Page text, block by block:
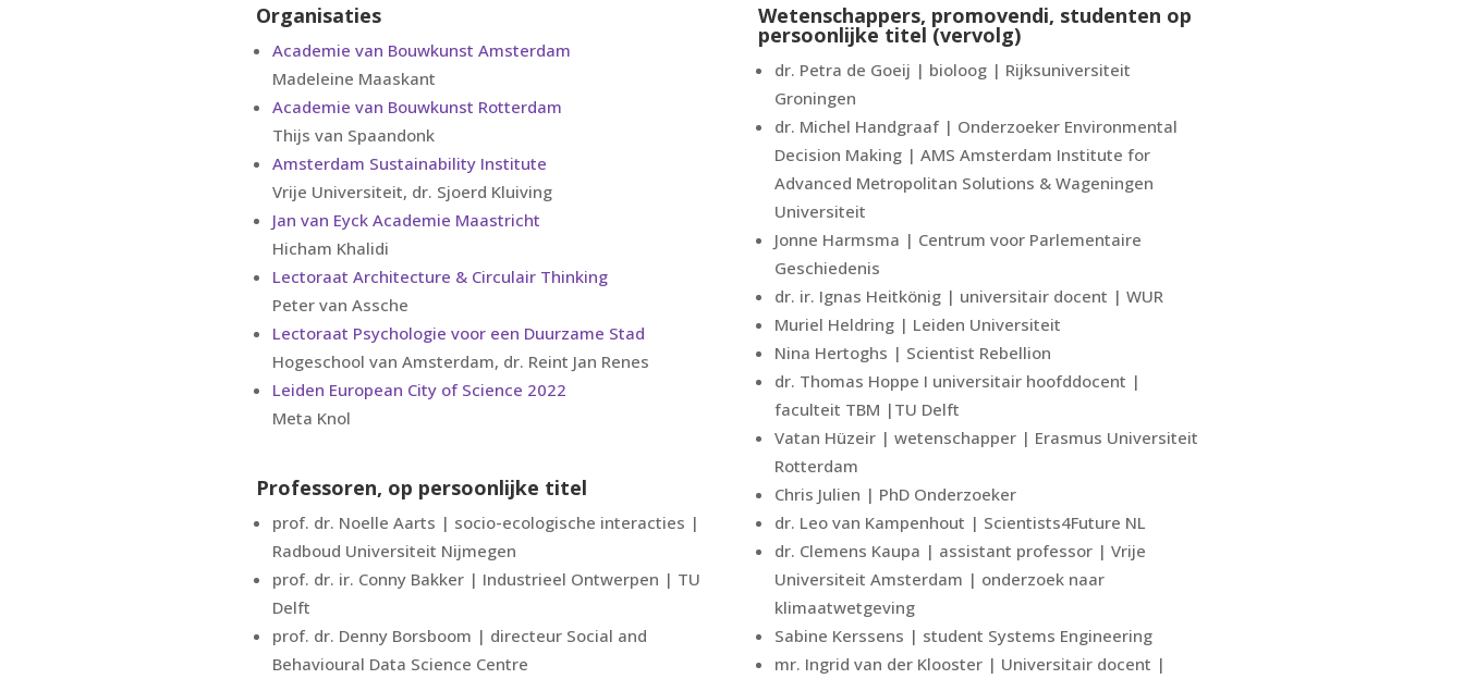
Organisaties
Academie van Bouwkunst Amsterdam
Madeleine Maaskant
Academie van Bouwkunst Rotterdam
Thijs van Spaandonk
Amsterdam Sustainability Institute
Vrije Universiteit, dr. Sjoerd Kluiving
Jan van Eyck Academie Maastricht
Hicham Khalidi
Lectoraat Architecture & Circulair Thinking
Peter van Assche
Lectoraat Psychologie voor een Duurzame Stad
Hogeschool van Amsterdam, dr. Reint Jan Renes
Leiden European City of Science 2022
Meta Knol
Professoren, op persoonlijke titel
prof. dr. Noelle Aarts | socio-ecologische interacties |
Radboud Universiteit Nijmegen
prof. dr. ir. Conny Bakker | Industrieel Ontwerpen | TU
Delft
prof. dr. Denny Borsboom | directeur Social and
Behavioural Data Science Centre
Wetenschappers, promovendi, studenten op
persoonlijke titel (vervolg)
dr. Petra de Goeij | bioloog | Rijksuniversiteit
Groningen
dr. Michel Handgraaf | Onderzoeker Environmental
Decision Making | AMS Amsterdam Institute for
Advanced Metropolitan Solutions & Wageningen
Universiteit
Jonne Harmsma | Centrum voor Parlementaire
Geschiedenis
dr. ir. Ignas Heitkönig | universitair docent | WUR
Muriel Heldring | Leiden Universiteit
Nina Hertoghs | Scientist Rebellion
dr. Thomas Hoppe I universitair hoofddocent |
faculteit TBM |TU Delft
Vatan Hüzeir | wetenschapper | Erasmus Universiteit
Rotterdam
Chris Julien | PhD Onderzoeker
dr. Leo van Kampenhout | Scientists4Future NL
dr. Clemens Kaupa | assistant professor | Vrije
Universiteit Amsterdam | onderzoek naar
klimaatwetgeving
Sabine Kerssens | student Systems Engineering
mr. Ingrid van der Klooster | Universitair docent |